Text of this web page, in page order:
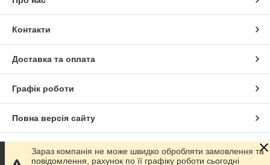
Контакти
Доставка та оплата
Графік роботи
Повна версія сайту
Сайт створено на маркетплейсі Prom.ua
Зараз компанія не може швидко обробляти замовлення та
повідомлення, рахунок по її графіку роботи сьогодні